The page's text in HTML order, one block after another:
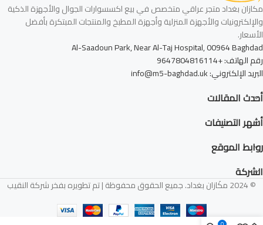
مكازان بغداد متجر عراقي متخصص في بيع اكسسوارات الجوال والأجهزة الذكية
والإلكترونيات والأجهزة المنزلية وأجهزة المطبخ والمنتجات المبتكرة بأفضل
الأسعار.
Al-Saadoun Park, Near Al-Taj Hospital, 00964 Baghdad
رقم الهاتف: +9647804816114
البريد الإلكتروني: info@m5-baghdad.uk
أحدث المقالات
أشهر التصنيفات
روابط الموقع
الشركة
© 2024 مكَازان بغداد. جميع الحقوق محفوظة | تم تطويره بفخر شركة النقيب